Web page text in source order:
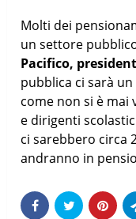
Molti dei
un settore
Pacifico,
pubblica ci sarà
come non si è mai
e dirigenti
ci sarebbero circa
andranno in